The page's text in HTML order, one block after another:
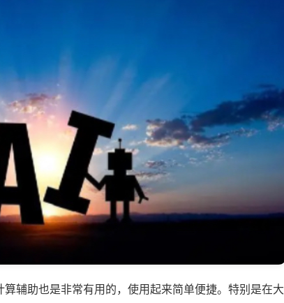
辅助也是非常有用的，使用起来简单便捷。特别是在大